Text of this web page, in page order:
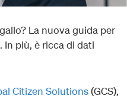
La nuova guida per
In più, è ricca di dati
Citizen Solutions(GCS),